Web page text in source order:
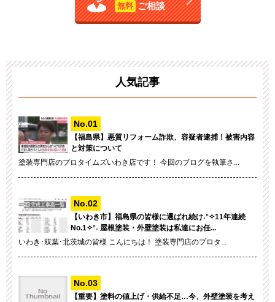
無料 ご相談
人気記事
【福島県】悪質リフォーム詐欺、容疑者逮捕！被害内容
と対策について
塗装専門店のプロタイムズいわき店です！ 今回のブログを執筆さ...
【いわき市】福島県の皆様に選ばれ続け˖°✧11年連続
No.1✧°˖ 屋根塗装・外壁塗装は私達にお任...
いわき･双葉･北茨城の皆様 こんにちは！ 塗装専門店のプロタ...
【重要】塗料の値上げ・供給不足…今、外壁塗装を考え